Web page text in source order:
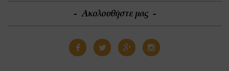
Ακολουθήστε μας